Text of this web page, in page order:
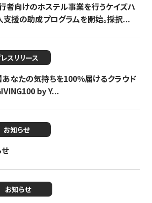
者向けのホステル事業を行うケイズハ
援の助成プログラムを開始。採択...
スリリース
あなたの気持ちを100％届けるクラウド
by Y...
お知らせ
お知らせ